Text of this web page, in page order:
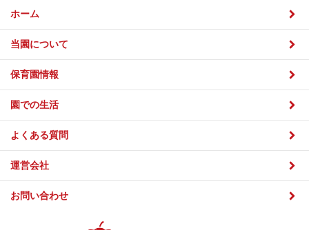
2025年8月
2025年6月
2025年4月
2025年3月
2025年2月